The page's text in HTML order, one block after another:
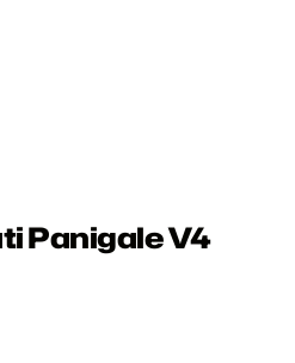
Panigale V4